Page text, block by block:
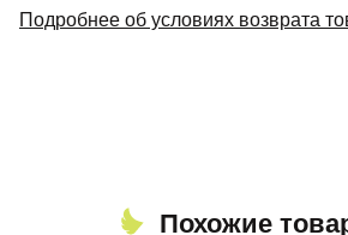
Подробнее об условиях возврата
Похожие